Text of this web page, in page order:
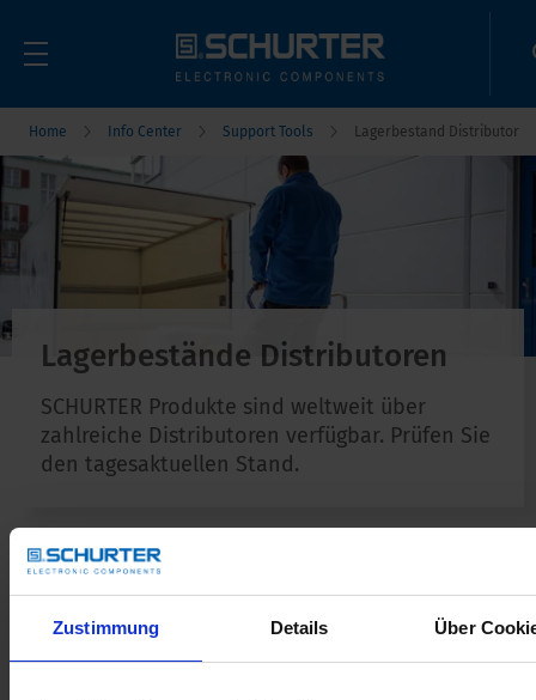
Zustimmung Details Über
Home Info Center Support Tools Lagerbestand Distributor
Lagerbestände Distributoren
SCHURTER Produkte sind weltweit über
zahlreiche Distributoren verfügbar. Prüfen Sie
den tagesaktuellen Stand.